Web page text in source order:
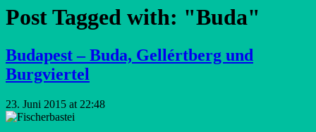
Post Tagged with: "Buda"
Budapest – Buda, Gellértberg und
Burgviertel
23. Juni 2015 at 22:48